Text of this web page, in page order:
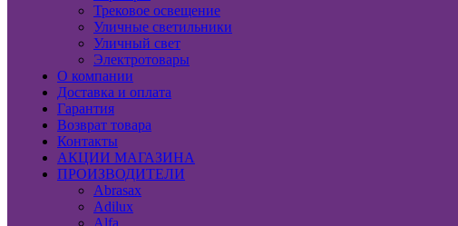
Трековое освещение
Уличные светильники
Уличный свет
Электротовары
О компании
Доставка и оплата
Гарантия
Возврат товара
Контакты
АКЦИИ МАГАЗИНА
ПРОИЗВОДИТЕЛИ
Abrasax
Adilux
Alfa